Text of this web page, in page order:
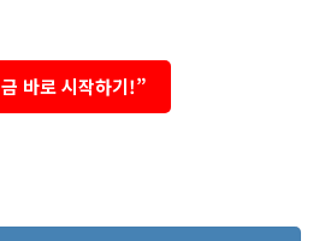
바로 시작하기!”